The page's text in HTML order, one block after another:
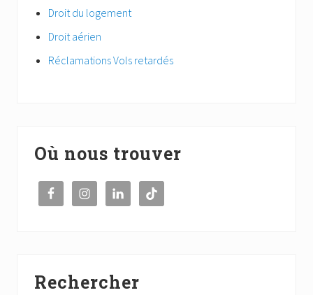
Droit du logement
Droit aérien
Réclamations Vols retardés
Où nous trouver
Rechercher